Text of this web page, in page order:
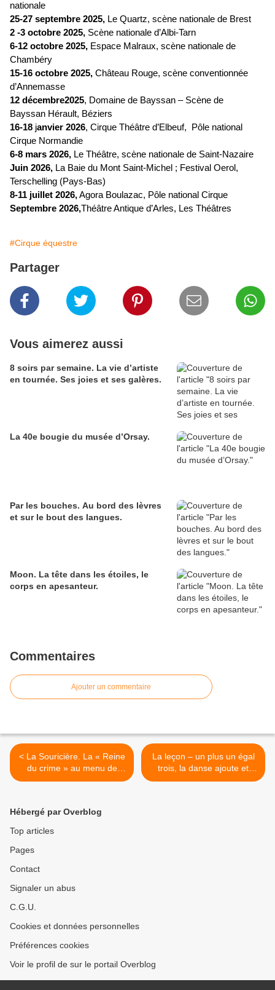
nationale
25-27 septembre 2025, Le Quartz, scène nationale de Brest
2 -3 octobre 2025, Scène nationale d’Albi-Tarn
6-12 octobre 2025, Espace Malraux, scène nationale de
Chambéry
15-16 octobre 2025, Château Rouge, scène conventionnée
d’Annemasse
12 décembre2025, Domaine de Bayssan – Scène de
Bayssan Hérault, Béziers
16-18 janvier 2026, Cirque Théâtre d’Elbeuf, Pôle national
Cirque Normandie
6-8 mars 2026, Le Théâtre, scène nationale de Saint-Nazaire
Juin 2026, La Baie du Mont Saint-Michel ; Festival Oerol,
Terschelling (Pays-Bas)
8-11 juillet 2026,Agora Boulazac, Pôle national Cirque
Septembre 2026,Théâtre Antique d’Arles, Les Théâtres
#Cirque équestre
Partager
Vous aimerez aussi
8 soirs par semaine. La vie d’artiste
en tournée. Ses joies et ses galères.
La 40e bougie du musée d’Orsay.
Par les bouches. Au bord des lèvres
et sur le bout des langues.
Moon. La tête dans les étoiles, le
corps en apesanteur.
Commentaires
Ajouter un commentaire
< La Souricière. La « Reine
du crime » au menu de
l’institution théâtrale.
La leçon – un plus un égal
trois, la danse ajoute et
démultiplie le côté loufoque
Hébergé par Overblog
Top articles
Pages
Contact
Signaler un abus
C.G.U.
Cookies et données personnelles
Préférences cookies
Voir le profil de sur le portail Overblog